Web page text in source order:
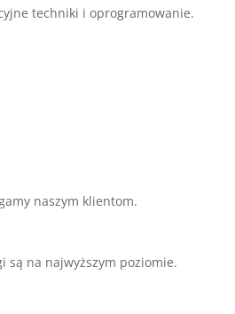
techniki i oprogramowanie.
naszym klientom.
są na najwyższym poziomie.